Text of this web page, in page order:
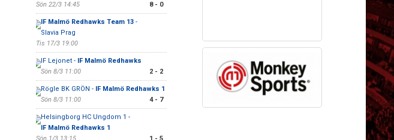
Sön 22/3 14:45
8 - 0
IF Malmö Redhawks Team 13-
Slavia Prag
Tis 17/3 19:00
IF Lejonet - IF Malmö Redhawks
Sön 8/3 11:00
2 - 2
Rögle BK GRÖN - IF Malmö Redhawks 1
Sön 8/3 11:00
4 - 7
Helsingborg HC Ungdom 1 -
IF Malmö Redhawks 1